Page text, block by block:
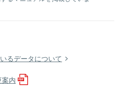
るデータについて
内